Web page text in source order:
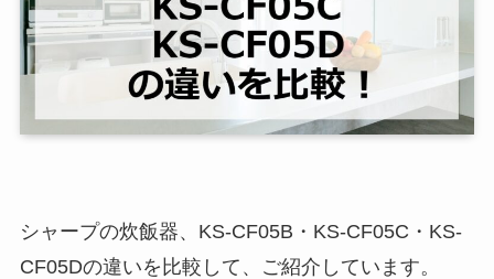
シャープの炊飯器、KS-CF05B・KS-CF05C・KS-
CF05Dの違いを比較して、ご紹介しています。